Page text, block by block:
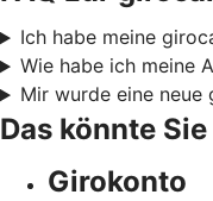
Ich habe meine
Wie habe ich meine
Mir wurde eine
Das könnte
Girokonto